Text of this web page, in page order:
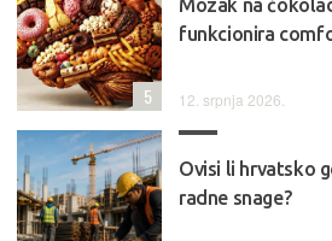
Mozak na
funkcionira
12. srpnja 2026.
5
Ovisi li hrvatsko
radne snage?